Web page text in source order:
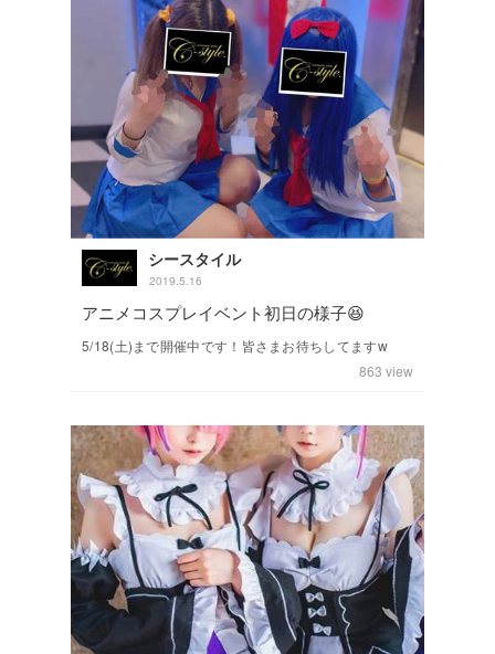
シースタイル
2019.5.16
アニメコスプレイベント初日の様子😆
5/18(土)まで開催中です！皆さまお待ちしてますw
863 view